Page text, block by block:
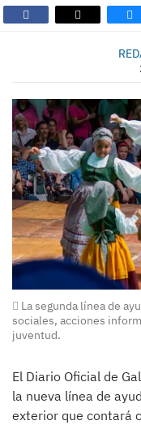
La segunda línea de
sociales, acciones
juventud.
El Diario Oficial de
la nueva línea de
exterior que contará